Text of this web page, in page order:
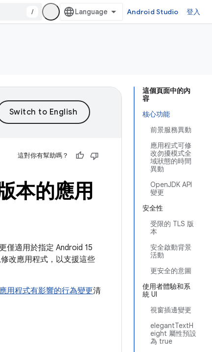
/ Android Studio 登入
這個頁面中的內
容
核心功能
前景服務異動
應用程式可修
改勿擾模式全
域狀態的時間
異動
OpenJDK API
變更
安全性
受限的 TLS 版
本
安全啟動背景
活動
更安全的意圖
使用者體驗和系
統 UI
視窗插邊變更
elegantTextH
eight 屬性預設
為 true
這對你有幫助嗎？
本的應用
僅適用於指定 Android 15
改應用程式，以支援這些
用程式有影響的行為變更清